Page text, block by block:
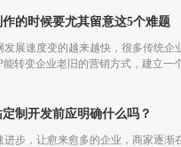
的时候要尤其留意这5个难题
发展速度变的越来越快，很多传统
能转变企业老旧的营销方式，建立
制开发前应明确什么吗？
进步，让愈来愈多的企业，商家逐